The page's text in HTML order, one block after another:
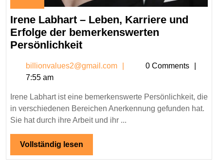
29,
2026
Irene Labhart – Leben, Karriere und
Erfolge der bemerkenswerten
PersönlichkeitIrene
–
Karriere
und
Erfolge
der
bemerkenswerten
Persönlichkeit
billionvalues2@gmail.com
0 Comments
7:55 am
Irene Labhart ist eine bemerkenswerte Persönlichkeit, die
in verschiedenen Bereichen Anerkennung gefunden hat.
Sie hat durch ihre Arbeit und ihr ...
Vollständig lesen
lesen